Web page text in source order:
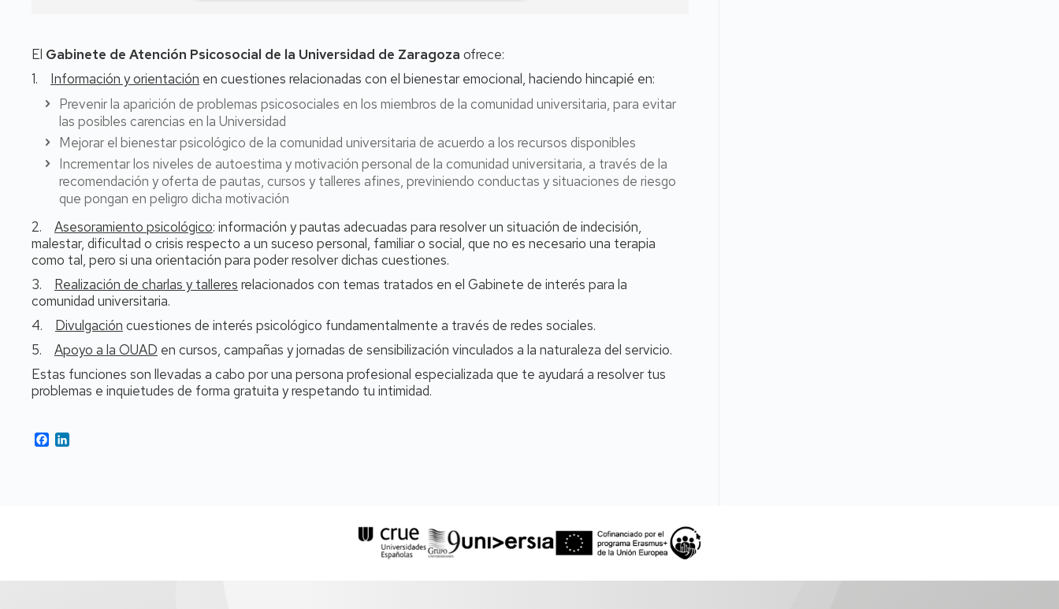
El Gabinete de Atención Psicosocial de la Universidad de Zaragoza ofrece:
1. Información y orientación en cuestiones relacionadas con el bienestar emocional, haciendo hincapié en:
Prevenir la aparición de problemas psicosociales en los miembros de la comunidad universitaria, para evitar
las posibles carencias en la Universidad
Mejorar el bienestar psicológico de la comunidad universitaria de acuerdo a los recursos disponibles
Incrementar los niveles de autoestima y motivación personal de la comunidad universitaria, a través de la
recomendación y oferta de pautas, cursos y talleres afines, previniendo conductas y situaciones de riesgo
que pongan en peligro dicha motivación
2. Asesoramiento psicológico: información y pautas adecuadas para resolver un situación de indecisión,
malestar, dificultad o crisis respecto a un suceso personal, familiar o social, que no es necesario una terapia
como tal, pero si una orientación para poder resolver dichas cuestiones.
3. Realización de charlas y talleres relacionados con temas tratados en el Gabinete de interés para la
comunidad universitaria.
4.
Divulgación cuestiones de interés psicológico fundamentalmente a través de redes sociales.
5. Apoyo a la OUAD en cursos, campañas y jornadas de sensibilización vinculados a la naturaleza del servicio.
Estas funciones son llevadas a cabo por una persona profesional especializada que te ayudará a resolver tus
problemas e inquietudes de forma gratuita y respetando tu intimidad.
Facebook